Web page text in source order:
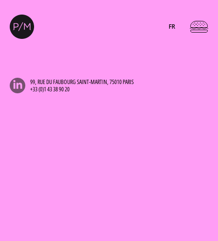
FR
99, RUE DU FAUBOURG SAINT-MARTIN, 75010 PARIS
+33 (0)1 43 38 90 20